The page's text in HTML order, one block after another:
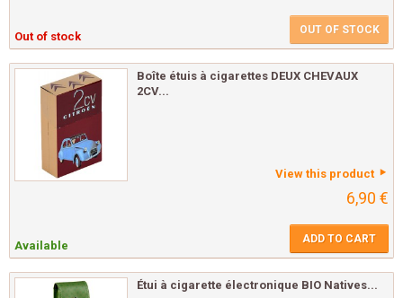
Out of stock OUT OF STOCK
Boîte étuis à cigarettes DEUX CHEVAUX
2CV...
View this product
6,90 €
Available ADD TO CART
Étui à cigarette électronique BIO Natives...